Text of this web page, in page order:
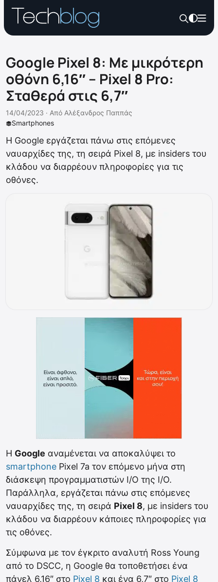
Google Pixel 8: Με μικρότερη
οθόνη 6,16″ – Pixel 8 Pro:
Σταθερά στις 6,7″
Smartphones
14/04/2023 · Από Αλέξανδρος Παππάς
H Google εργάζεται πάνω στις επόμενες
ναυαρχίδες της, τη σειρά Pixel 8, με insiders του
κλάδου να διαρρέουν πληροφορίες για τις
οθόνες.
Η Google αναμένεται να αποκαλύψει το
smartphone Pixel 7a τον επόμενο μήνα στη
διάσκεψη προγραμματιστών I/O της I/O.
Παράλληλα, εργάζεται πάνω στις επόμενες
ναυαρχίδες της, τη σειρά Pixel 8, με insiders του
κλάδου να διαρρέουν κάποιες πληροφορίες για
τις οθόνες.
Σύμφωνα με τον έγκριτο αναλυτή Ross Young
από το DSCC, η Google θα τοποθετήσει ένα
πάνελ 6,16″ στο Pixel 8 και ένα 6,7″ στο Pixel 8